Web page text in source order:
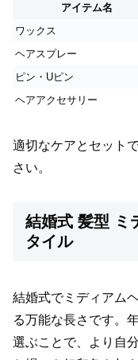
アイテム名
ワックス
ヘアスプレー
ピン・Uピン
ヘアアクセサリー
適切なケアとセット
さい。
結婚式 髪型 ミ
タイル
結婚式でミディアム
る万能な長さです。
選ぶことで、より自